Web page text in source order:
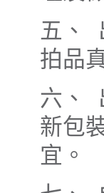
五、
拍品
六、
新包
宜。